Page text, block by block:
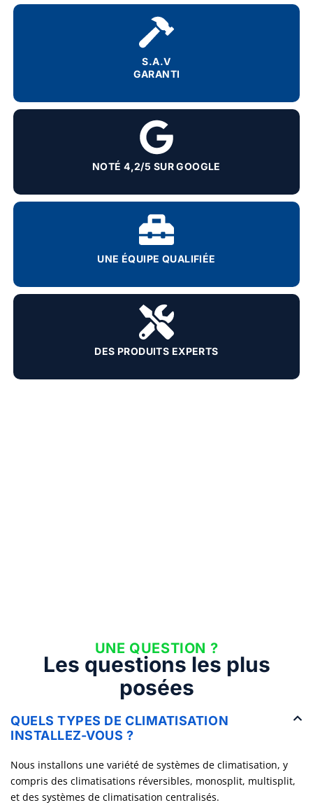
S.A.V
GARANTI
NOTÉ 4,2/5 SUR GOOGLE
UNE ÉQUIPE QUALIFIÉE
DES PRODUITS EXPERTS
UNE QUESTION ?
Les questions les plus
posées
QUELS TYPES DE CLIMATISATION
INSTALLEZ-VOUS ?
Nous installons une variété de systèmes de climatisation, y
compris des climatisations réversibles, monosplit, multisplit,
et des systèmes de climatisation centralisés.